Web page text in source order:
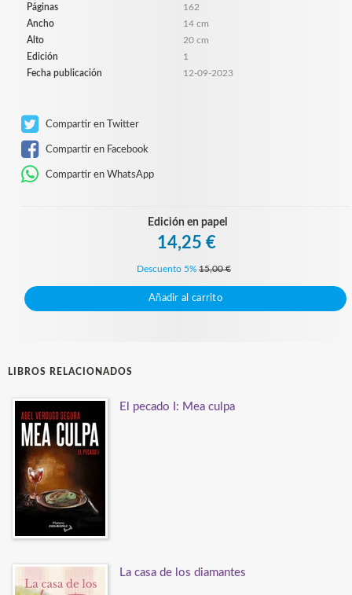
Páginas
162
Ancho
14 cm
Alto
20 cm
Edición
1
Fecha publicación
12-09-2023
Compartir en Twitter
Compartir en Facebook
Compartir en WhatsApp
Edición en papel
14,25 €
Descuento 5% 15,00 €
Añadir al carrito
LIBROS RELACIONADOS
El pecado I: Mea culpa
La casa de los diamantes